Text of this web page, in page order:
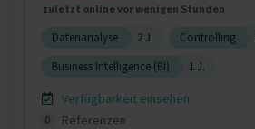
zuletzt online vor wenigen Stunden
Datenanalyse 2 J. Controlling
Business Intelligence (BI)
1 J.
Verfügbarkeit einsehen
0
Referenzen